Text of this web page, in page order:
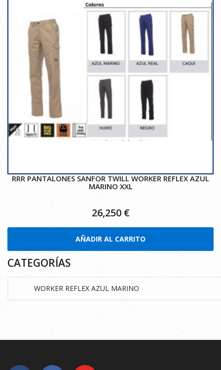
RRR PANTALONES SANFOR TWILL WORKER REFLEX AZUL
MARINO XXL
26,250 €
AÑADIR AL CARRITO
CATEGORÍAS